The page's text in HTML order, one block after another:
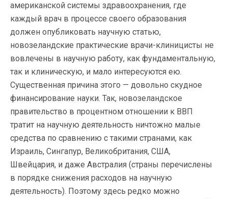
американской системы здравоохранения, где
каждый врач в процессе своего образования
должен опубликовать научную статью,
новозеландские практические врачи-клиницисты не
вовлечены в научную работу, как фундаментальную,
так и клиническую, и мало интересуются ею.
Существенная причина этого — довольно скудное
финансирование науки. Так, новозеландское
правительство в процентном отношении к ВВП
тратит на научную деятельность ничтожно малые
средства по сравнению с такими странами, как
Израиль, Сингапур, Великобритания, США,
Швейцария, и даже Австралия (страны перечислены
в порядке снижения расходов на научную
деятельность). Поэтому здесь редко можно